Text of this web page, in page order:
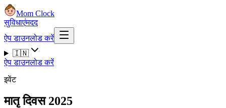
Mom Clock
सुविधाएंमदद
ऐप डाउनलोड करें
🇮🇳
ऐप डाउनलोड करें
इवेंट
मातृ दिवस 2025